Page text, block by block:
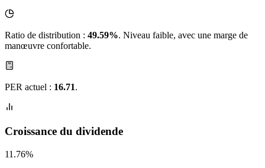
Ratio de distribution : 49.59%. Niveau faible, avec une marge de
manœuvre confortable.
PER actuel : 16.71.
Croissance du dividende
11.76%